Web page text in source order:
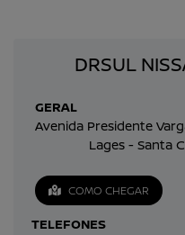
DRSUL
GERAL
Avenida Presidente
Lages - Santa
COMO CHEGAR
TELEFONES